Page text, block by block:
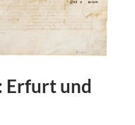
Erfurt und